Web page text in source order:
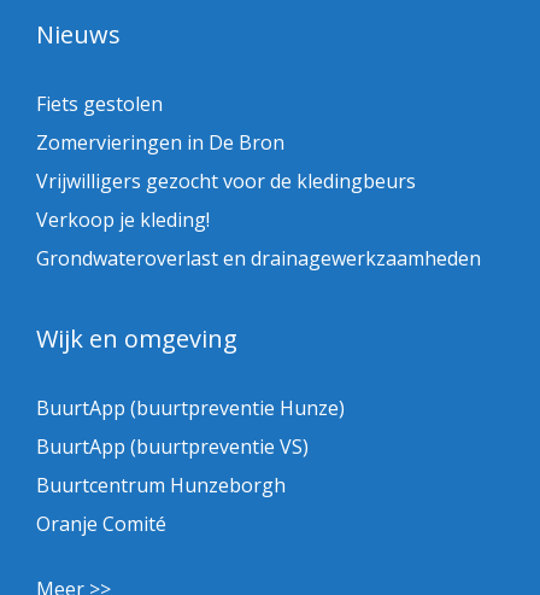
Nieuws
Fiets gestolen
Zomervieringen in De Bron
Vrijwilligers gezocht voor de kledingbeurs
Verkoop je kleding!
Grondwateroverlast en drainagewerkzaamheden
Wijk en omgeving
BuurtApp (buurtpreventie Hunze)
BuurtApp (buurtpreventie VS)
Buurtcentrum Hunzeborgh
Oranje Comité
Meer >>